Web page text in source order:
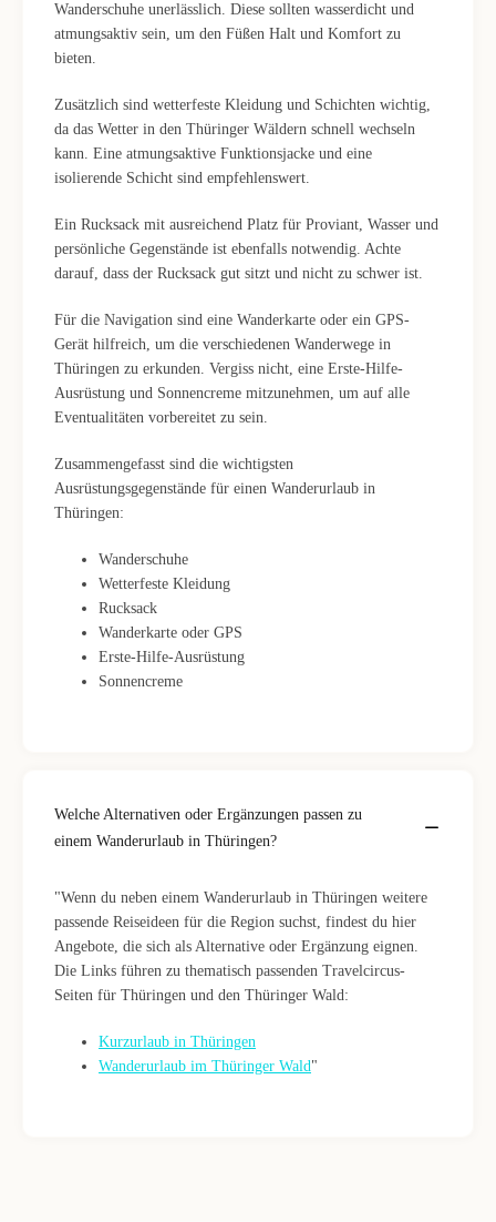
Wanderschuhe unerlässlich. Diese sollten wasserdicht und
atmungsaktiv sein, um den Füßen Halt und Komfort zu
bieten.
Zusätzlich sind wetterfeste Kleidung und Schichten wichtig,
da das Wetter in den Thüringer Wäldern schnell wechseln
kann. Eine atmungsaktive Funktionsjacke und eine
isolierende Schicht sind empfehlenswert.
Ein Rucksack mit ausreichend Platz für Proviant, Wasser und
persönliche Gegenstände ist ebenfalls notwendig. Achte
darauf, dass der Rucksack gut sitzt und nicht zu schwer ist.
Für die Navigation sind eine Wanderkarte oder ein GPS-
Gerät hilfreich, um die verschiedenen Wanderwege in
Thüringen zu erkunden. Vergiss nicht, eine Erste-Hilfe-
Ausrüstung und Sonnencreme mitzunehmen, um auf alle
Eventualitäten vorbereitet zu sein.
Zusammengefasst sind die wichtigsten
Ausrüstungsgegenstände für einen Wanderurlaub in
Thüringen:
Wanderschuhe
Wetterfeste Kleidung
Rucksack
Wanderkarte oder GPS
Erste-Hilfe-Ausrüstung
Sonnencreme
Welche Alternativen oder Ergänzungen passen zu
einem Wanderurlaub in Thüringen?
"Wenn du neben einem Wanderurlaub in Thüringen weitere
passende Reiseideen für die Region suchst, findest du hier
Angebote, die sich als Alternative oder Ergänzung eignen.
Die Links führen zu thematisch passenden Travelcircus-
Seiten für Thüringen und den Thüringer Wald:
Kurzurlaub in Thüringen
Wanderurlaub im Thüringer Wald"